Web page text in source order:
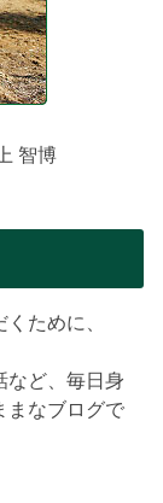
智博
ために、
など、毎日身
まなブログで